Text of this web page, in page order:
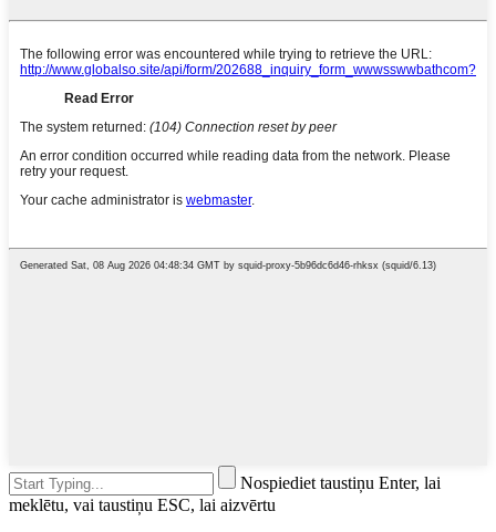
Nospiediet taustiņu Enter, lai
meklētu, vai taustiņu ESC, lai aizvērtu